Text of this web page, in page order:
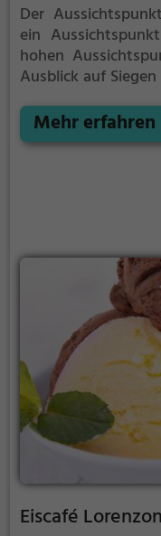
Der
ein
hohen
Ausblick auf
ein schönes
Wanderungen
Mehr erfahren
Eiscafé